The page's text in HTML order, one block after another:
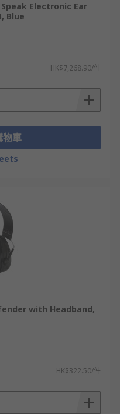
Electronic Ear
Blue
HK$7,268.90/件
物車
with Headband,
HK$322.50/件